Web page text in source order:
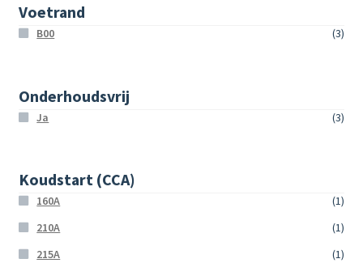
Voetrand
B00 (3)
Onderhoudsvrij
Ja (3)
Koudstart (CCA)
160A
(1)
210A
(1)
215A
(1)